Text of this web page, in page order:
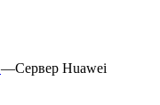
—Сервер Huawei